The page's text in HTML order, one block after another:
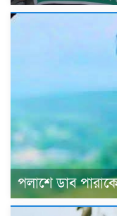
পলাশে ডাব